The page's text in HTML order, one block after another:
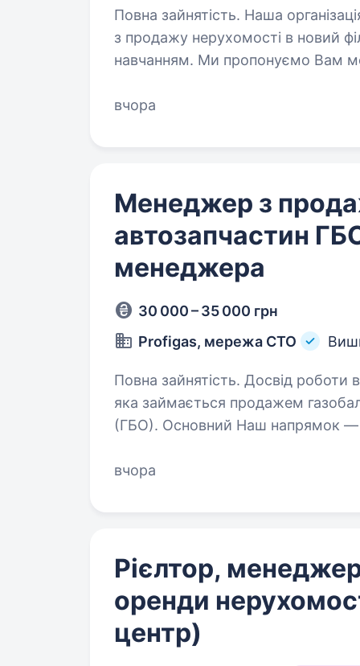
Повна зайнятість. Наша організація відкриває вакансію! Менеджер
з продажу нерухомості в новий
навчанням. Ми пропонуємо Вам
вчора
Менеджер з
автозапчастин
менеджера
30 000 – 35 000 грн
Profigas, мережа СТО
Повна зайнятість. Досвід роботи від 1
яка займається продажем
(ГБО). Основний Наш напрямок —
вчора
Рієлтор,
оренди
центр)